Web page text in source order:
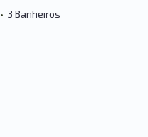
• 3 Banheiros